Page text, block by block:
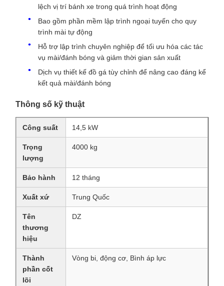
lệch vị trí bánh xe trong quá trình hoạt động
Bao gồm phần mềm lập trình ngoại tuyến cho quy
trình mài tự động
Hỗ trợ lập trình chuyên nghiệp để tối ưu hóa các tác
vụ mài/đánh bóng và giảm thời gian sản xuất
Dịch vụ thiết kế đồ gá tùy chỉnh để nâng cao đáng kể
kết quả mài/đánh bóng
Thông số kỹ thuật
Công suất 14,5 kW
Trọng
lượng
4000 kg
Bảo hành 12 tháng
Xuất xứ Trung Quốc
Tên
thương
hiệu
DZ
Thành
phần cốt
lõi
Vòng bi, động cơ, Bình áp lực